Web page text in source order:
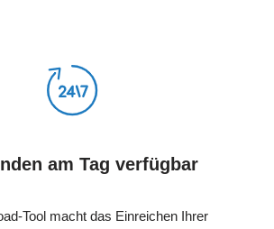
am Tag verfügbar
Tool macht das Einreichen Ihrer